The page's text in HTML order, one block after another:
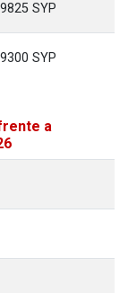
SYP
SYP
a